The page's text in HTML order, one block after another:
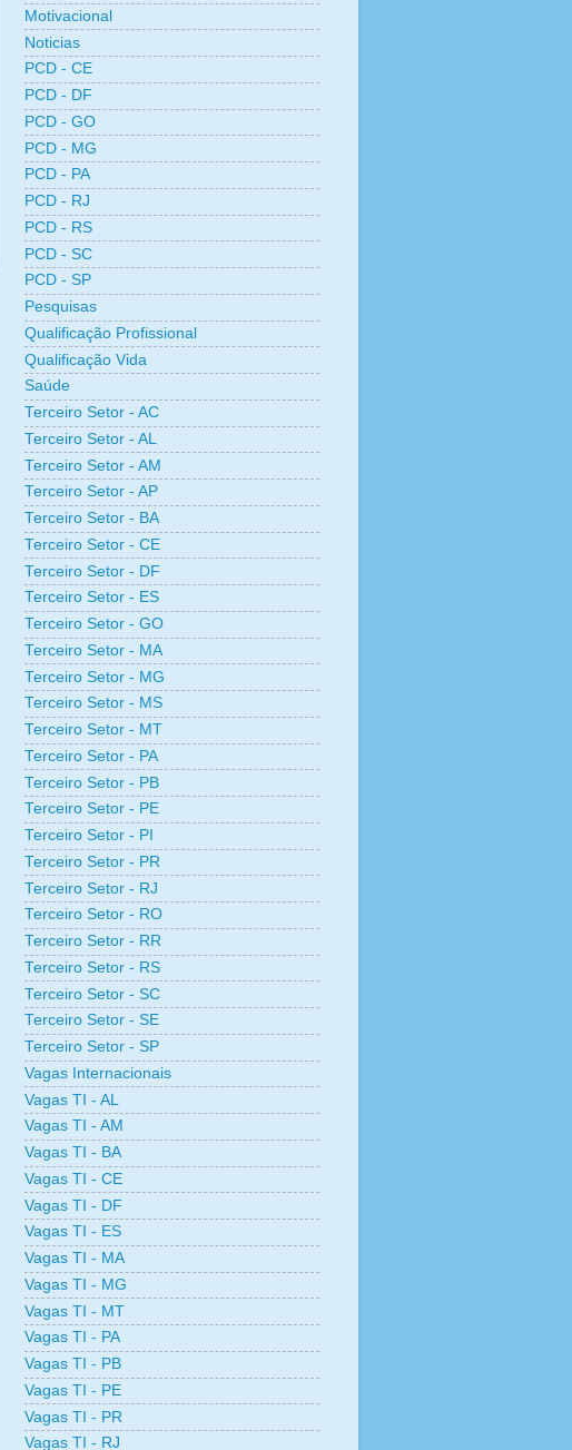
Motivacional
Noticias
PCD - CE
PCD - DF
PCD - GO
PCD - MG
PCD - PA
PCD - RJ
PCD - RS
PCD - SC
PCD - SP
Pesquisas
Qualificação Profissional
Qualificação Vida
Saúde
Terceiro Setor - AC
Terceiro Setor - AL
Terceiro Setor - AM
Terceiro Setor - AP
Terceiro Setor - BA
Terceiro Setor - CE
Terceiro Setor - DF
Terceiro Setor - ES
Terceiro Setor - GO
Terceiro Setor - MA
Terceiro Setor - MG
Terceiro Setor - MS
Terceiro Setor - MT
Terceiro Setor - PA
Terceiro Setor - PB
Terceiro Setor - PE
Terceiro Setor - PI
Terceiro Setor - PR
Terceiro Setor - RJ
Terceiro Setor - RO
Terceiro Setor - RR
Terceiro Setor - RS
Terceiro Setor - SC
Terceiro Setor - SE
Terceiro Setor - SP
Vagas Internacionais
Vagas TI - AL
Vagas TI - AM
Vagas TI - BA
Vagas TI - CE
Vagas TI - DF
Vagas TI - ES
Vagas TI - MA
Vagas TI - MG
Vagas TI - MT
Vagas TI - PA
Vagas TI - PB
Vagas TI - PE
Vagas TI - PR
Vagas TI - RJ